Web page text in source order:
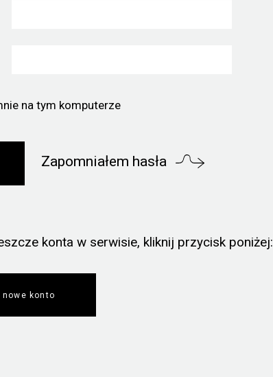
na tym komputerze
Zapomniałem hasła
konta w serwisie, kliknij przycisk poniżej:
konto